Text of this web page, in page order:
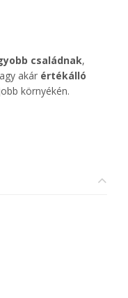
családnak,
akár értékálló
környékén.